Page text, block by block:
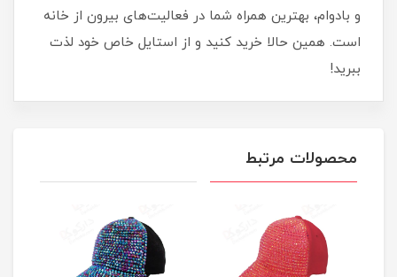
و بادوام، بهترین همراه شما در فعالیت‌های بیرون از خانه
است. همین حالا خرید کنید و از استایل خاص خود لذت
ببرید!
محصولات مرتبط